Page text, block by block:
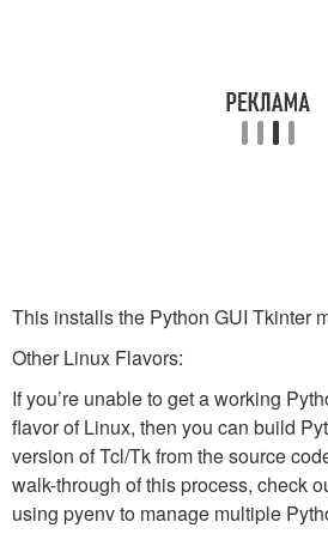
This installs the Python GUI Tkinter
Other Linux Flavors:
If you’re unable to get a working
flavor of Linux, then you can build
version of Tcl/Tk from the source
walk-through of this process, check
using pyenv to manage multiple